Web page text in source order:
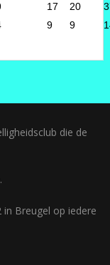
17 20
9 9
die de
in Breugel op iedere